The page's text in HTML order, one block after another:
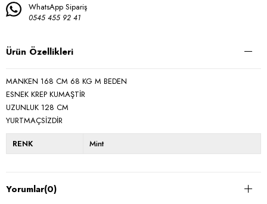
WhatsApp Sipariş
0545 455 92 41
Ürün Özellikleri
MANKEN 168 CM 68 KG M BEDEN
ESNEK KREP KUMAŞTİR
UZUNLUK 128 CM
YURTMAÇSİZDİR
RENK Mint
Yorumlar(0)